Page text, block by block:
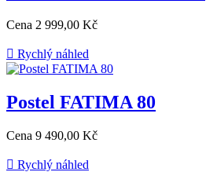
Cena 2 999,00 Kč
 Rychlý náhled
Postel FATIMA 80
Cena 9 490,00 Kč
 Rychlý náhled